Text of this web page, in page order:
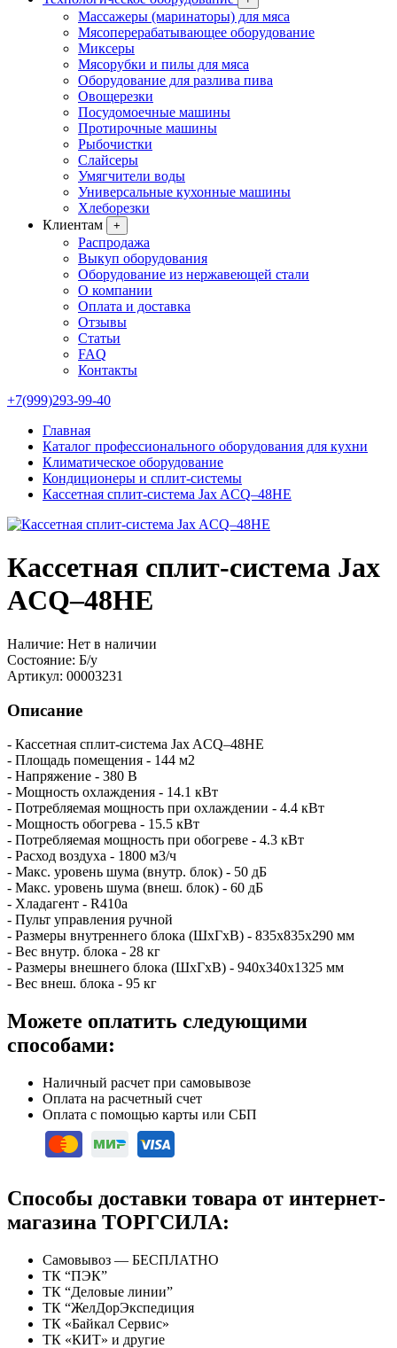
Массажеры (маринаторы) для мяса
Мясоперерабатывающее оборудование
Миксеры
Мясорубки и пилы для мяса
Оборудование для разлива пива
Овощерезки
Посудомоечные машины
Протирочные машины
Рыбочистки
Слайсеры
Умягчители воды
Универсальные кухонные машины
Хлеборезки
Клиентам
+
Распродажа
Выкуп оборудования
Оборудование из нержавеющей стали
О компании
Оплата и доставка
Отзывы
Статьи
FAQ
Контакты
+7(999)293-99-40
Главная
Каталог профессионального оборудования для кухни
Климатическое оборудование
Кондиционеры и сплит-системы
Кассетная сплит-система Jax ACQ–48HE
Кассетная сплит-система Jax
ACQ–48HE
Наличие: Нет в наличии
Состояние: Б/у
Артикул: 00003231
Описание
- Кассетная сплит-система Jax ACQ–48HE
- Площадь помещения - 144 м2
- Напряжение - 380 В
- Мощность охлаждения - 14.1 кВт
- Потребляемая мощность при охлаждении - 4.4 кВт
- Мощность обогрева - 15.5 кВт
- Потребляемая мощность при обогреве - 4.3 кВт
- Расход воздуха - 1800 м3/ч
- Макс. уровень шума (внутр. блок) - 50 дБ
- Макс. уровень шума (внеш. блок) - 60 дБ
- Хладагент - R410a
- Пульт управления ручной
- Размеры внутреннего блока (ШхГхВ) - 835х835х290 мм
- Вес внутр. блока - 28 кг
- Размеры внешнего блока (ШхГхВ) - 940х340х1325 мм
- Вес внеш. блока - 95 кг
Можете оплатить следующими
способами:
Наличный расчет при самовывозе
Оплата на расчетный счет
Оплата с помощью карты или СБП
Способы доставки товара от интернет-
магазина ТОРГСИЛА:
Самовывоз — БЕСПЛАТНО
ТК “ПЭК”
ТК “Деловые линии”
ТК “ЖелДорЭкспедиция
ТК «Байкал Сервис»
ТК «КИТ» и другие